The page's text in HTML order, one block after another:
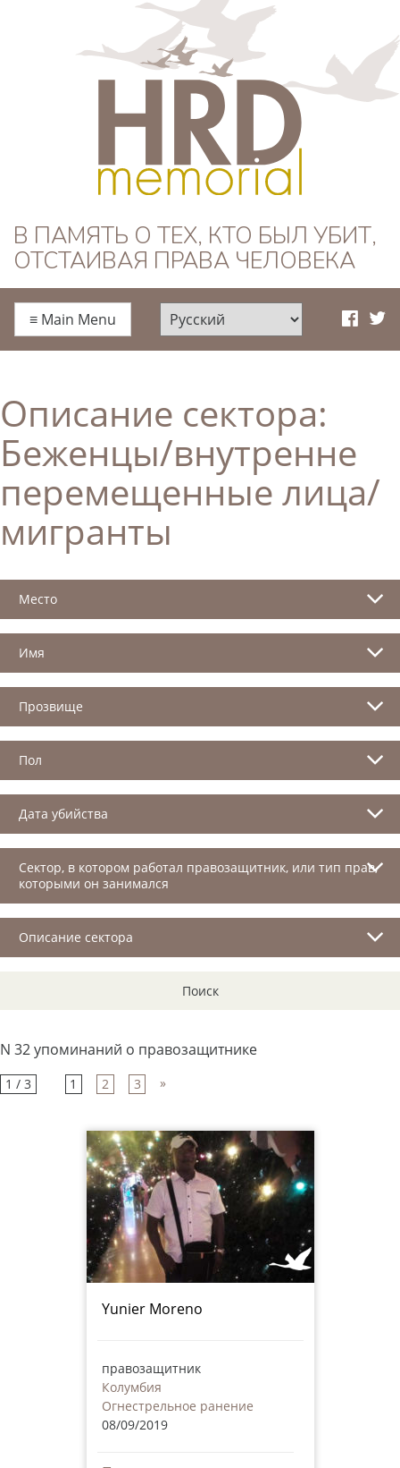
HRD Memorial —
Русский
В ПАМЯТЬ О ТЕХ, КТО БЫЛ УБИТ,
ОТСТАИВАЯ ПРАВА ЧЕЛОВЕКА
≡ Main Menu
Описание сектора:
Беженцы/внутренне
перемещенные лица/
мигранты
Место
Имя
Прозвище
Пол
Дата убийства
Сектор, в котором работал правозащитник, или тип прав,
которыми он занимался
Описание сектора
Поиск
N 32 упоминаний о правозащитнике
1 / 3 1 2 3 »
Yunier Moreno
правозащитник
Колумбия
Огнестрельное ранение
08/09/2019